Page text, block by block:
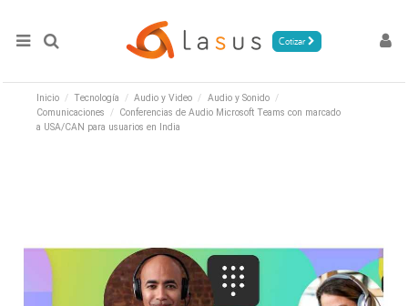
Cotizar
Inicio Tecnología Audio y Video
Audio y Sonido
Comunicaciones
Conferencias de Audio Microsoft Teams con marcado
a USA/CAN para usuarios en India